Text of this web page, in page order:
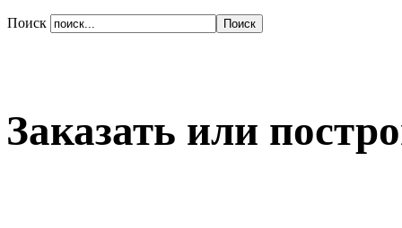
Поиск
Заказать или